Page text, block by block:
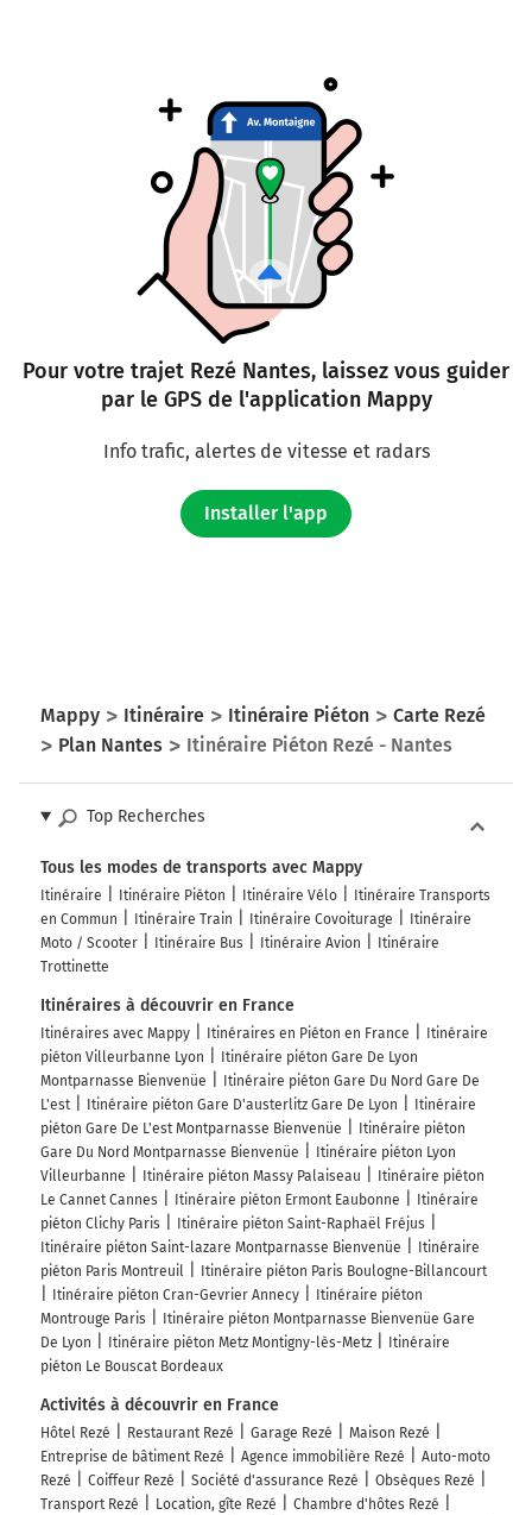
Pour votre trajet Rezé Nantes, laissez vous guider
par le GPS de l'application Mappy
Info trafic, alertes de vitesse et radars
Installer l'app
Mappy Itinéraire Itinéraire Piéton
Carte Rezé
Plan Nantes
Itinéraire Piéton Rezé - Nantes
Top Recherches
Tous les modes de transports avec Mappy
Itinéraire Itinéraire Piéton Itinéraire Vélo
Itinéraire Transports
en Commun
Itinéraire Train Itinéraire Covoiturage
Itinéraire
Moto / Scooter
Itinéraire Bus Itinéraire Avion
Itinéraire
Trottinette
Itinéraires à découvrir en France
Itinéraires avec Mappy Itinéraires en Piéton en France
Itinéraire
piéton Villeurbanne Lyon
Itinéraire piéton Gare De Lyon
Montparnasse Bienvenüe
Itinéraire piéton Gare Du Nord Gare De
L'est
Itinéraire piéton Gare D'austerlitz Gare De Lyon
Itinéraire
piéton Gare De L'est Montparnasse Bienvenüe
Itinéraire piéton
Gare Du Nord Montparnasse Bienvenüe
Itinéraire piéton Lyon
Villeurbanne
Itinéraire piéton Massy Palaiseau
Itinéraire piéton
Le Cannet Cannes
Itinéraire piéton Ermont Eaubonne
Itinéraire
piéton Clichy Paris
Itinéraire piéton Saint-Raphaël Fréjus
Itinéraire piéton Saint-lazare Montparnasse Bienvenüe
Itinéraire
piéton Paris Montreuil
Itinéraire piéton Paris Boulogne-Billancourt
Itinéraire piéton Cran-Gevrier Annecy
Itinéraire piéton
Montrouge Paris
Itinéraire piéton Montparnasse Bienvenüe Gare
De Lyon
Itinéraire piéton Metz Montigny-lès-Metz
Itinéraire
piéton Le Bouscat Bordeaux
Activités à découvrir en France
Hôtel Rezé Restaurant Rezé Garage Rezé
Maison Rezé
Entreprise de bâtiment Rezé
Agence immobilière Rezé
Auto-moto
Rezé
Coiffeur Rezé Société d'assurance Rezé
Obsèques Rezé
Transport Rezé
Location, gîte Rezé
Chambre d'hôtes Rezé